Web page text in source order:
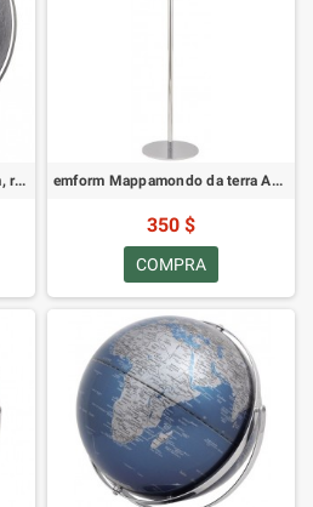
Globo lunare Columbus, 40 cm, rifinito a mano emform Mappamondo da terra Apollo 17 Argento 43 cm
350 $
COMPRA